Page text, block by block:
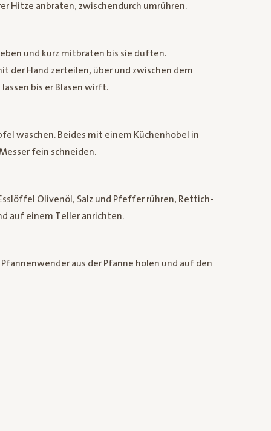
Hitze anbraten, zwischendurch umrühren.
und kurz mitbraten bis sie duften.
der Hand zerteilen, über und zwischen dem
bis er Blasen wirft.
waschen. Beides mit einem Küchenhobel in
fein schneiden.
Olivenöl, Salz und Pfeffer rühren, Rettich-
auf einem Teller anrichten.
aus der Pfanne holen und auf den